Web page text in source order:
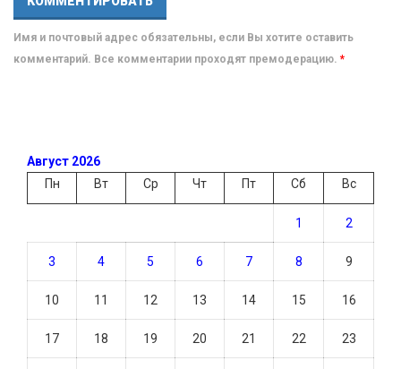
Имя и почтовый адрес обязательны, если Вы хотите оставить
комментарий. Все комментарии проходят премодерацию. *
Август 2026
Пн
Вт Ср Чт Пт Сб Вс
1 2
3 4 5 6 7 8 9
10 11 12 13 14 15 16
17 18 19 20 21 22 23